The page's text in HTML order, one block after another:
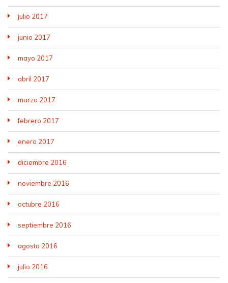
julio 2017
junio 2017
mayo 2017
abril 2017
marzo 2017
febrero 2017
enero 2017
diciembre 2016
noviembre 2016
octubre 2016
septiembre 2016
agosto 2016
julio 2016